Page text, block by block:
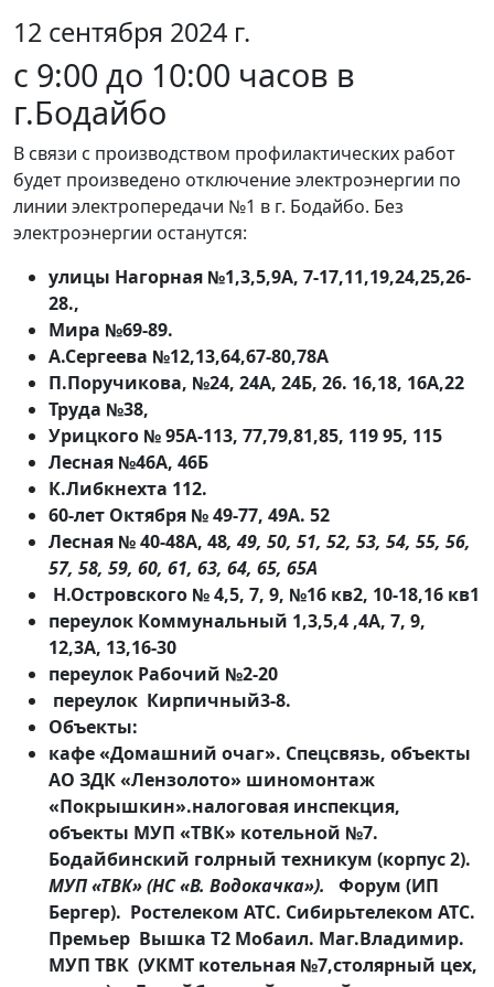
12 сентября 2024 г.
с 9:00 до 10:00 часов в
г.Бодайбо
В связи с производством профилактических работ
будет произведено отключение электроэнергии по
линии электропередачи №1 в г. Бодайбо. Без
электроэнергии останутся:
улицы Нагорная №1,3,5,9А, 7-17,11,19,24,25,26-
28.,
Мира №69-89.
А.Сергеева №12,13,64,67-80,78А
П.Поручикова, №24, 24А, 24Б, 26. 16,18, 16А,22
Труда №38,
Урицкого № 95А-113, 77,79,81,85, 119 95, 115
Лесная №46А, 46Б
К.Либкнехта 112.
60-лет Октября № 49-77, 49А. 52
Лесная № 40-48А, 48, 49, 50, 51, 52, 53, 54, 55, 56,
57, 58, 59, 60, 61, 63, 64, 65, 65А
Н.Островского № 4,5, 7, 9, №16 кв2, 10-18,16 кв1
переулок Коммунальный 1,3,5,4 ,4А, 7, 9,
12,3А, 13,16-30
переулок Рабочий №2-20
переулок Кирпичный3-8.
Объекты:
кафе «Домашний очаг». Спецсвязь, объекты
АО ЗДК «Лензолото» шиномонтаж
«Покрышкин».налоговая инспекция,
объекты МУП «ТВК» котельной №7.
Бодайбинский голрный техникум (корпус 2).
МУП «ТВК» (НС «В. Водокачка»).
Форум (ИП
Бергер). Ростелеком АТС. Сибирьтелеком АТС.
Премьер Вышка Т2 Мобаил. Маг.Владимир.
МУП ТВК (УКМТ котельная №7,столярный цех,